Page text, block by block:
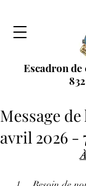
Escadron
Message
avril 2026 -